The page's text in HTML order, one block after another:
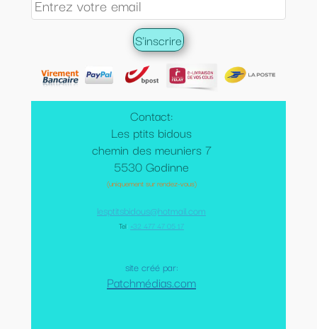
Contact:
Les ptits bidous
chemin des meuniers 7
5530 Godinne
(uniquement sur rendez-vous)
lesptitsbidous@hotmail.com
Tel: +32 477 47 05 17
site créé par:
Patchmédias.com